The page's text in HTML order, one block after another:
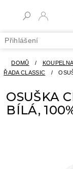
Přihlášení
DOMŮ / KOUPELNA
ŘADA CLASSIC
/
OSUŠKA
BÍLÁ,